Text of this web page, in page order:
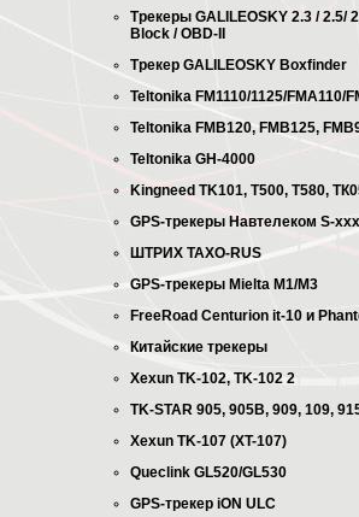
Трекеры GALILEOSKY 2.3 / 2.5/
Block / OBD-II
Трекер GALILEOSKY Boxfinder
Teltonika FM1110/1125/FMA110/
Teltonika FMB120, FMB125,
Teltonika GH-4000
Kingneed TK101, T500, T580,
GPS-трекеры Навтелеком S-
ШТРИХ TAXO-RUS
GPS-трекеры Mielta M1/M3
FreeRoad Сеnturion it-10 и
Китайские трекеры
Xexun TK-102, TK-102 2
TK-STAR 905, 905B, 909, 109,
Xexun TK-107 (XT-107)
Queclink GL520/GL530
GPS-трекер iON ULC